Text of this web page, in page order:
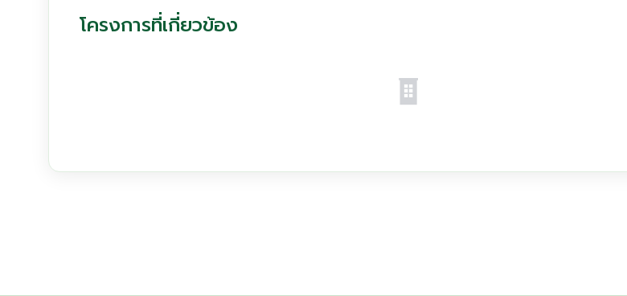
โครงการที่เกี่ยวข้อง